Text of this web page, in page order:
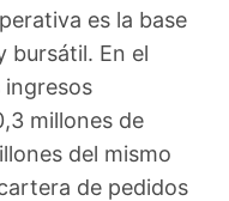
es la base
bursátil. En el
millones de
del mismo
de pedidos